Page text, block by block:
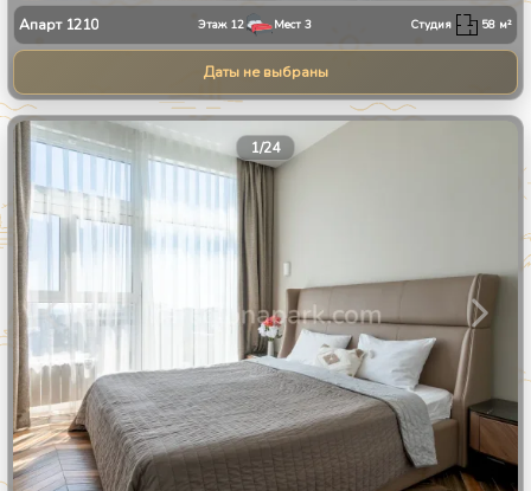
Апарт 1210 Этаж 12 Мест 3 Студия 58 м²
Даты не выбраны
1/24